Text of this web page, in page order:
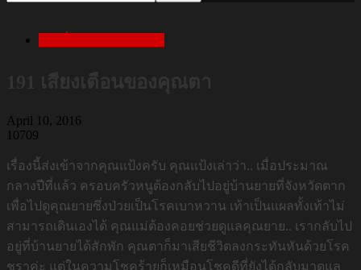
April 10, 2016
10709
เรื่องนี้ส่งเข้าจากคุณแป้งครับ คุณแป้งเล่าว่า.. เมื่อประมาณ
กลางปีที่แล้ว ครอบครัวหนูต้องกลับไปอยู่บ้านยายที่จังหวัดตาก
เพื่อไปดูคุณยายซึ่งป่วยเป็นโรคเบาหวาน เท้าเป็นแผลทั้งเท้าไม่
สามารถเดินเองได้ คุณแม่ต้องคอยช่วยดูแลคุณยาย.. เรากลับไป
อยู่ที่บ้านยายได้สักพัก คุณตาก็มาเสียชีวิตลงกระทันหันด้วยโรค
ชราค่ะ แต่ในความโชคร้ายก็เหมือนโชคดีที่ยังได้กลับมาดูแล